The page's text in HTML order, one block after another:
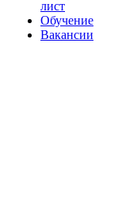
лист
Обучение
Вакансии